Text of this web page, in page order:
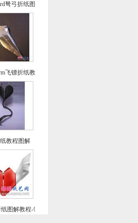
弩弓折纸图解教程
飞镖折纸教程图解
教程图解
图解教程-带翅膀的心形折纸